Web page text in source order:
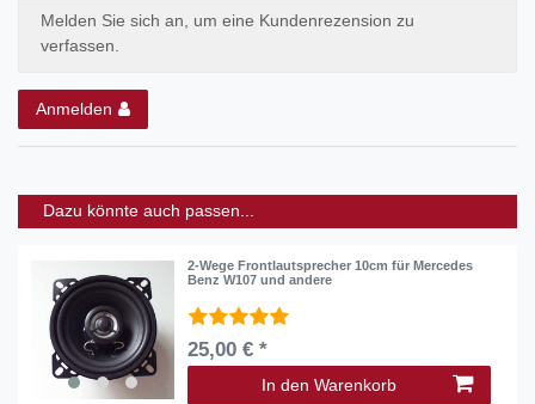
Melden Sie sich an, um eine Kundenrezension zu
verfassen.
Anmelden
Dazu könnte auch passen...
2-Wege Frontlautsprecher 10cm für Mercedes
Benz W107 und andere
25,00 € *
In den Warenkorb